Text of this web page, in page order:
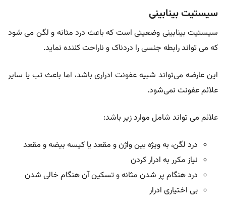
سیستیت بینابینی
سیستیت بینابینی وضعیتی است که باعث درد مثانه و لگن می شود
که می تواند رابطه جنسی را دردناک و ناراحت کننده نماید.
این عارضه می‌تواند شبیه عفونت ادراری باشد، اما باعث تب یا سایر
علائم عفونت نمی‌شود.
علائم می تواند شامل موارد زیر باشد:
درد لگن، به ویژه بین واژن و مقعد یا کیسه بیضه و مقعد
نیاز مکرر به ادرار کردن
درد هنگام پر شدن مثانه و تسکین آن هنگام خالی شدن
بی اختیاری ادرار